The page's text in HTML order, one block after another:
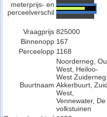
meterprijs- en
perceelverschil
Vraagprijs 825000
Binnenopp 167
Perceelopp 1168
Buurtnaam
Noorderneg,
West, Heiloo-
West Zuiderneg,
Akkerbuurt, Zuid
West,
Vennewater, De
volkstuinen